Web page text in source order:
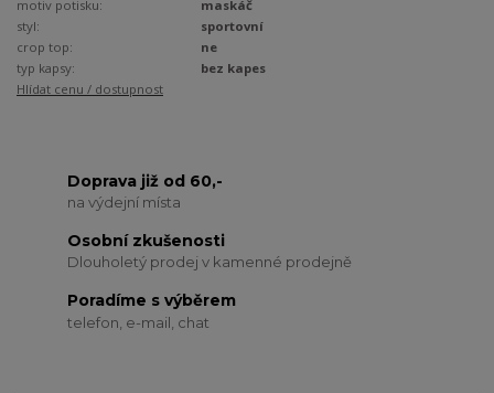
motiv potisku:
maskáč
styl:
sportovní
crop top:
ne
typ kapsy:
bez kapes
Hlídat cenu / dostupnost
Doprava již od 60,-
na výdejní místa
Osobní zkušenosti
Dlouholetý prodej v kamenné prodejně
Poradíme s výběrem
telefon, e-mail, chat